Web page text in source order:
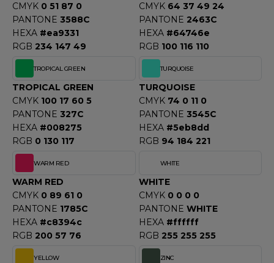
CMYK 0 51 87 0
PANTONE 3588C
HEXA #ea9331
RGB 234 147 49
CMYK 64 37 49 24
PANTONE 2463C
HEXA #64746e
RGB 100 116 110
TROPICAL GREEN
TROPICAL GREEN
CMYK 100 17 60 5
PANTONE 327C
HEXA #008275
RGB 0 130 117
TURQUOISE
TURQUOISE
CMYK 74 0 11 0
PANTONE 3545C
HEXA #5eb8dd
RGB 94 184 221
WARM RED
WARM RED
CMYK 0 89 61 0
PANTONE 1785C
HEXA #c8394c
RGB 200 57 76
WHITE
WHITE
CMYK 0 0 0 0
PANTONE WHITE
HEXA #ffffff
RGB 255 255 255
YELLOW ZINC